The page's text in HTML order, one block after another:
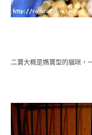
二寶大概是媽寶型的貓咪，